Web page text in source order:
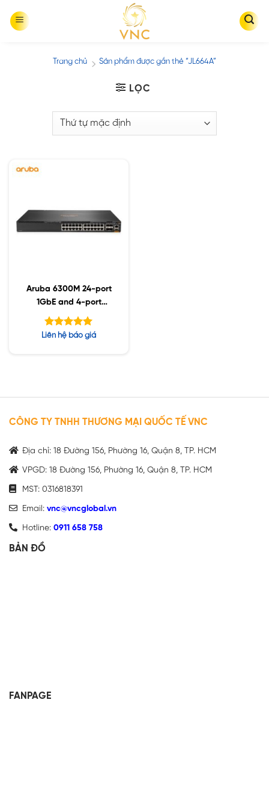
Trang chủ / Sản phẩm được gắn thẻ “JL664A”
LỌC
Aruba 6300M 24-port
1GbE and 4-port
SFP56 (JL664A)
Được xếp
Liên hệ báo giá
CÔNG TY TNHH THƯƠNG MẠI QUỐC TẾ VNC
Địa chỉ: 18 Đường 156, Phường 16, Quận 8, TP. HCM
VPGD: 18 Đường 156, Phường 16, Quận 8, TP. HCM
MST: 0316818391
Email: vnc@vncglobal.vn
Hotline: 0911 658 758
BẢN ĐỒ
FANPAGE